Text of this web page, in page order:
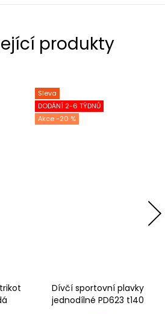
produkty
Sleva
DODÁNÍ 2-6 TÝDNŮ
-20 %
Dívčí sportovní plavky
jednodílné PD623 t140